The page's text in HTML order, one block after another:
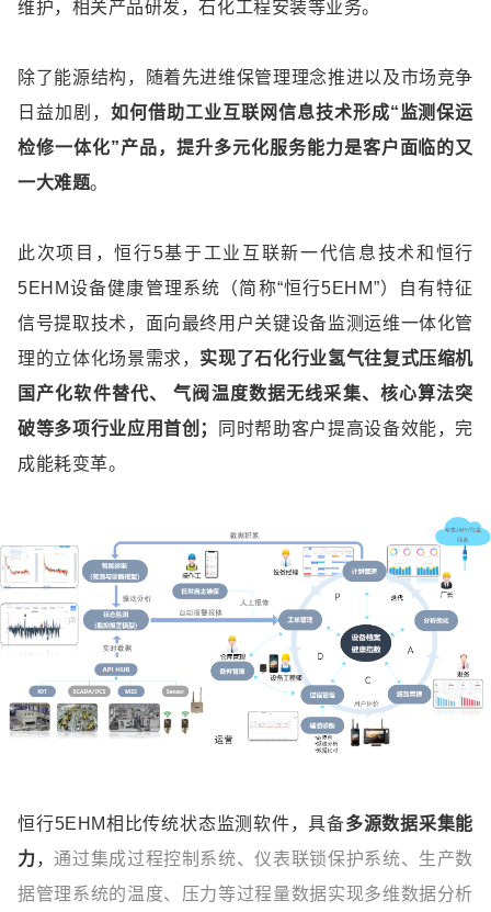
维护，相关产品研发，石化工程安装等业务。
除了能源结构，随着先进维保管理理念推进以及市场竞争
日益加剧， 如何借助工业互联网信息技术形成“监测保运
检修一体化”产品，提升多元化服务能力是客户面临的又
一大难题。
此次项目，恒行5基于工业互联新一代信息技术和恒行
5EHM设备健康管理系统（简称“恒行5EHM”）自有特征
信号提取技术，面向最终用户关键设备监测运维一体化管
理的立体化场景需求， 实现了石化行业氢气往复式压缩机
国产化软件替代、 气阀温度数据无线采集、核心算法突
破等多项行业应用首创；
同时帮助客户提高设备效能，完
成能耗变革。
恒行5EHM相比传统状态监测软件，具备多源数据采集能
力，通过集成过程控制系统、仪表联锁保护系统、生产数
据管理系统的温度、压力等过程量数据实现多维数据分析